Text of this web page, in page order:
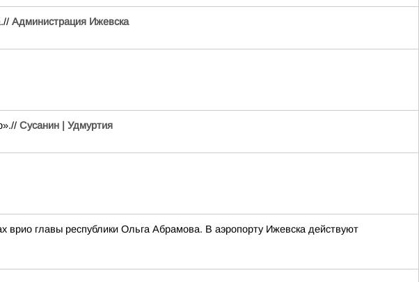
Администрация Ижевска
Сусанин | Удмуртия
главы республики Ольга Абрамова. В аэропорту Ижевска действуют